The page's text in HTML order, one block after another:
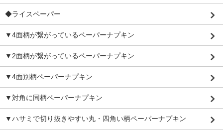
◆ライスペーパー
▼4面柄が繋がっているペーパーナプキン
▼2面柄が繋がっているペーパーナプキン
▼4面別柄ペーパーナプキン
▼対角に同柄ペーパーナプキン
▼ハサミで切り抜きやすい丸・四角い柄ペーパーナプキン